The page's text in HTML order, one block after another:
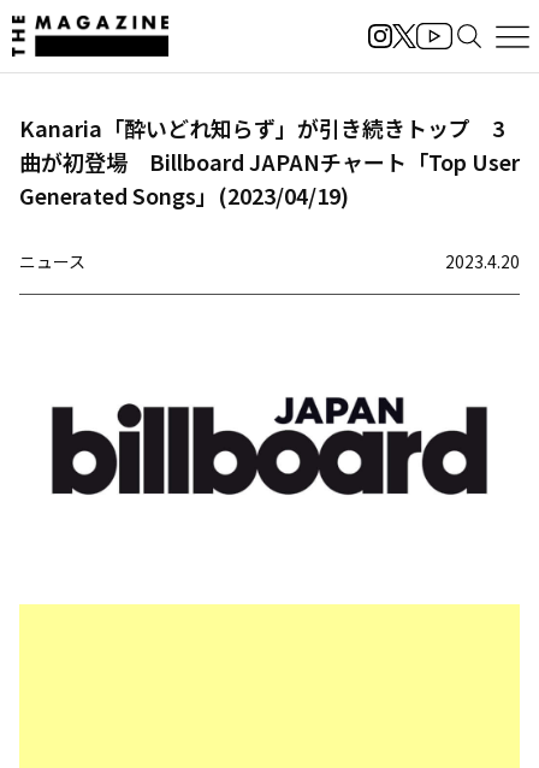
Kanaria「酔いどれ知らず」が引き続きトップ 3
曲が初登場 Billboard JAPANチャート「Top User
Generated Songs」(2023/04/19)
ニュース 2023.4.20